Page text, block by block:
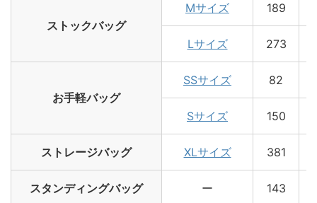
ストックバッグ
Mサイズ 189
Lサイズ 273
お手軽バッグ
SSサイズ 82
Sサイズ 150
ストレージバッグ XLサイズ 381
スタンディングバッグ ー 143